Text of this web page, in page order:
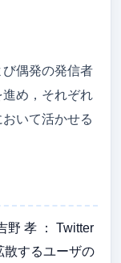
偶発の発信者
め，それぞれ
いて活かせる
野 孝 ： Twitter
散するユーザの